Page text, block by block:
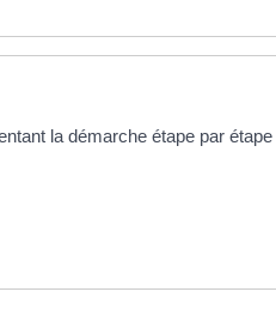
la démarche étape par étape